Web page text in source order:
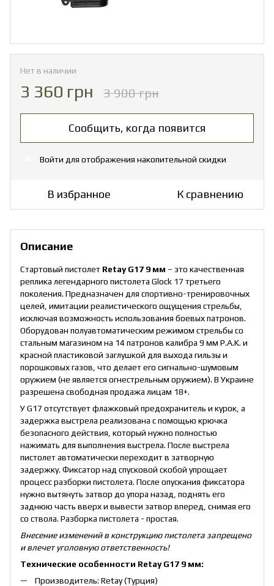
Нет в наличии
3 360 грн 3 900 грн
Сообщить, когда появится
Войти для отображения накопительной скидки
В избранное К сравнению
Описание
Стартовый пистолет Retay G17 9 мм – это качественная
реплика легендарного пистолета Glock 17 третьего
поколения. Предназначен для спортивно-тренировочных
целей, имитации реалистического ощущения стрельбы,
исключая возможность использования боевых патронов.
Оборудован полуавтоматическим режимом стрельбы со
стальным магазином на 14 патронов калибра 9 мм P.A.K. и
красной пластиковой заглушкой для выхода гильзы и
порошковых газов, что делает его сигнально-шумовым
оружием (не является огнестрельным оружием). В Украине
разрешена свободная продажа лицам 18+.
У G17 отсутствует флажковый предохранитель и курок, а
задержка выстрела реализована с помощью крючка
безопасного действия, который нужно полностью
нажимать для выполнения выстрела. После выстрела
пистолет автоматически переходит в затворную
задержку. Фиксатор над спусковой скобой упрощает
процесс разборки пистолета. После опускания фиксатора
нужно вытянуть затвор до упора назад, поднять его
заднюю часть вверх и вывести затвор вперед, снимая его
со ствола. Разборка пистолета - простая.
Внесение изменений в конструкцию пистолета запрещено
и влечет уголовную ответственность!
Технические особенности Retay G17 9 мм:
Производитель: Retay (Турция)